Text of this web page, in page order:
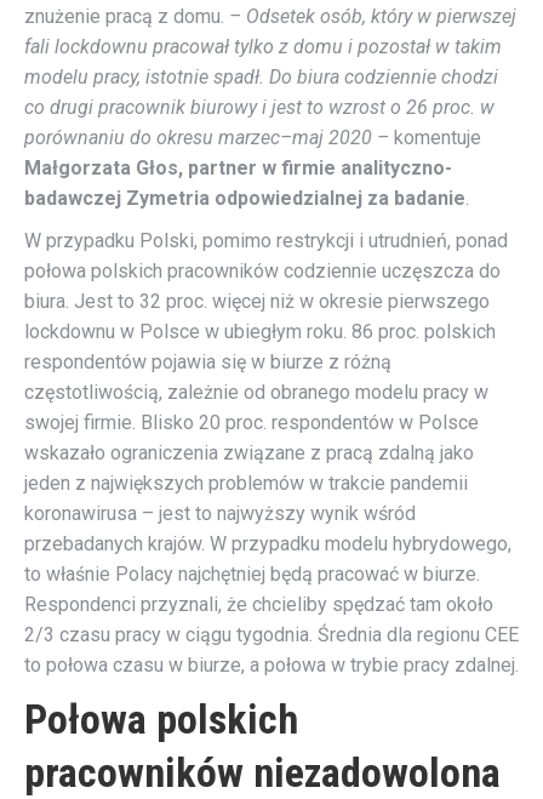
znużenie pracą z domu. – Odsetek osób, który w pierwszej
fali lockdownu pracował tylko z domu i pozostał w takim
modelu pracy, istotnie spadł. Do biura codziennie chodzi
co drugi pracownik biurowy i jest to wzrost o 26 proc. w
porównaniu do okresu marzec–maj 2020 – komentuje
Małgorzata Głos, partner w firmie analityczno-
badawczej Zymetria odpowiedzialnej za badanie.
W przypadku Polski, pomimo restrykcji i utrudnień, ponad
połowa polskich pracowników codziennie uczęszcza do
biura. Jest to 32 proc. więcej niż w okresie pierwszego
lockdownu w Polsce w ubiegłym roku. 86 proc. polskich
respondentów pojawia się w biurze z różną
częstotliwością, zależnie od obranego modelu pracy w
swojej firmie. Blisko 20 proc. respondentów w Polsce
wskazało ograniczenia związane z pracą zdalną jako
jeden z największych problemów w trakcie pandemii
koronawirusa – jest to najwyższy wynik wśród
przebadanych krajów. W przypadku modelu hybrydowego,
to właśnie Polacy najchętniej będą pracować w biurze.
Respondenci przyznali, że chcieliby spędzać tam około
2/3 czasu pracy w ciągu tygodnia. Średnia dla regionu CEE
to połowa czasu w biurze, a połowa w trybie pracy zdalnej.
Połowa polskich
pracowników niezadowolona